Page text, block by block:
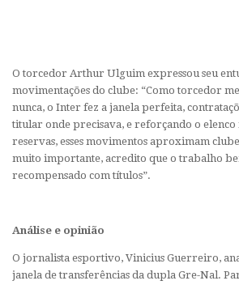
O torcedor Arthur Ulguim expressou seu
movimentações do clube: “Como torcedor
nunca, o Inter fez a janela perfeita,
titular onde precisava, e reforçando o elenco
reservas, esses movimentos aproximam
muito importante, acredito que o trabalho
recompensado com títulos”.
Análise e opinião
O jornalista esportivo, Vinicius Guerreiro,
janela de transferências da dupla Gre-Nal.